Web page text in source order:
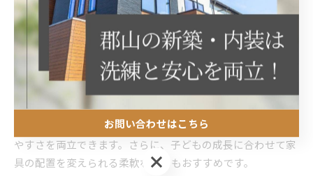
家族で楽しめる新築キッズルームのレイアウト
家族全員が快適に過ごせる新築キッズルームのレイアウトに
は、工夫が必要です。例えば、リビングと一体化したキッズ
スペースや、家族で使えるワークコーナーを設けることで、
自然とコミュニケーションが生まれます。
遊び場と収納スペースを分けることで、片付けやすさと遊び
やすさを両立できます。さらに、子どもの成長に合わせて家
具の配置を変えられる柔軟な設計もおすすめです。
お問い合わせはこちら
お問い合わせはこちら